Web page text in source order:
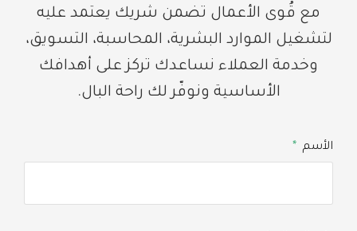
مع قُوى الأعمال تضمن شريك يعتمد عليه
لتشغيل الموارد البشرية، المحاسبة، التسويق،
وخدمة العملاء نساعدك تركز على أهدافك
الأساسية ونوفّر لك راحة البال.
الأسم